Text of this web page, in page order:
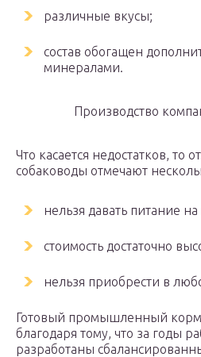
различные вкусы;
состав обогащен
минералами.
Производство
Что касается недостатков, то
собаководы отмечают
нельзя давать питание
стоимость достаточно
нельзя приобрести в
Готовый промышленный корм
благодаря тому, что за годы
разработаны